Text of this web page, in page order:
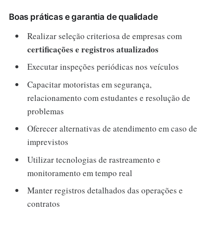
Boas práticas e garantia de qualidade
Realizar seleção criteriosa de empresas com
certificações e registros atualizados
Executar inspeções periódicas nos veículos
Capacitar motoristas em segurança,
relacionamento com estudantes e resolução de
problemas
Oferecer alternativas de atendimento em caso de
imprevistos
Utilizar tecnologias de rastreamento e
monitoramento em tempo real
Manter registros detalhados das operações e
contratos